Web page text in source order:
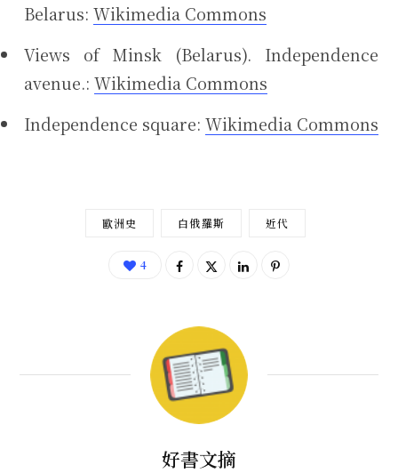
Belarus: Wikimedia Commons
Views of Minsk (Belarus). Independence
avenue.: Wikimedia Commons
Independence square: Wikimedia Commons
歐洲史 白俄羅斯 近代
4
好書文摘